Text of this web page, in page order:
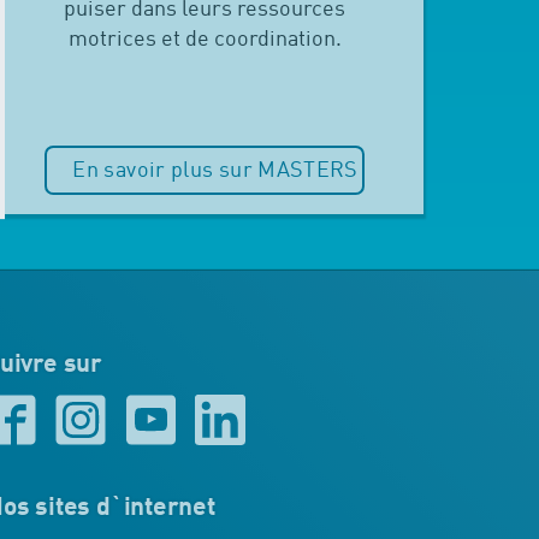
puiser dans leurs ressources
motrices et de coordination.
En savoir plus sur MASTERS
sur
sites d`internet